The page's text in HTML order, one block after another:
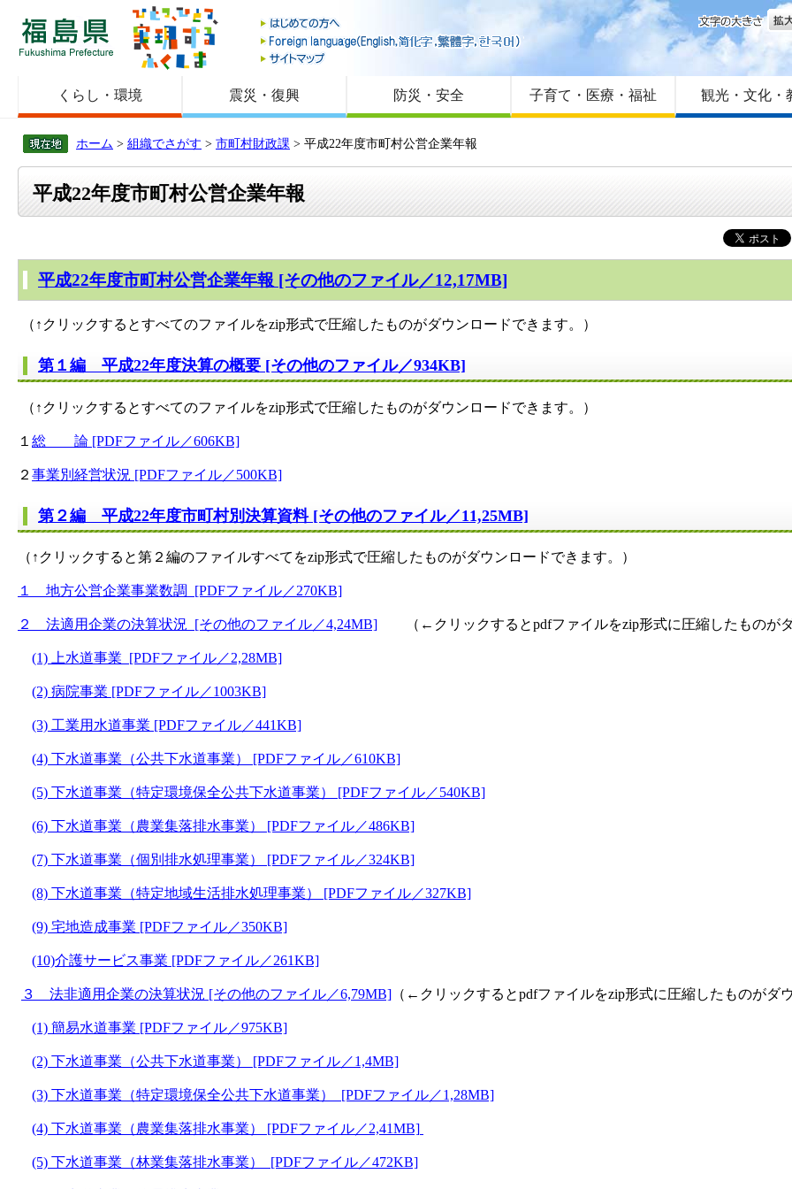
福島県
はじめての方へ
Foreign language
サイトマップ
文字
くらし・環境 震災・復興 防災・安全 子育て・医療・福祉 観光・文化・
ホーム > 組織でさがす > 市町村財政課 > 平成22年度市町村公営企業年報
平成22年度市町村公営企業年報
平成22年度市町村公営企業年報 [その他のファイル／12,17MB]
（↑クリックするとすべてのファイルをzip形式で圧縮したものがダウンロードできます。）
第１編 平成22年度決算の概要 [その他のファイル／934KB]
（↑クリックするとすべてのファイルをzip形式で圧縮したものがダウンロードできます。）
１ 総 論 [PDFファイル／606KB]
２ 事業別経営状況 [PDFファイル／500KB]
第２編 平成22年度市町村別決算資料 [その他のファイル／11,25MB]
（↑クリックすると第２編のファイルすべてをzip形式で圧縮したものがダウンロードできます。）
１ 地方公営企業事業数調 [PDFファイル／270KB]
２ 法適用企業の決算状況 [その他のファイル／4,24MB] （←クリックするとpdfファイルをzip形式に圧縮したものがダ
(1) 上水道事業 [PDFファイル／2,28MB]
(2) 病院事業 [PDFファイル／1003KB]
(3) 工業用水道事業 [PDFファイル／441KB]
(4) 下水道事業（公共下水道事業） [PDFファイル／610KB]
(5) 下水道事業（特定環境保全公共下水道事業） [PDFファイル／540KB]
(6) 下水道事業（農業集落排水事業） [PDFファイル／486KB]
(7) 下水道事業（個別排水処理事業） [PDFファイル／324KB]
(8) 下水道事業（特定地域生活排水処理事業） [PDFファイル／327KB]
(9) 宅地造成事業 [PDFファイル／350KB]
(10)介護サービス事業 [PDFファイル／261KB]
３ 法非適用企業の決算状況 [その他のファイル／6,79MB] （←クリックするとpdfファイルをzip形式に圧縮したものが
(1) 簡易水道事業 [PDFファイル／975KB]
(2) 下水道事業（公共下水道事業） [PDFファイル／1,4MB]
(3) 下水道事業（特定環境保全公共下水道事業） [PDFファイル／1,28MB]
(4) 下水道事業（農業集落排水事業） [PDFファイル／2,41MB]
(5) 下水道事業（林業集落排水事業） [PDFファイル／472KB]